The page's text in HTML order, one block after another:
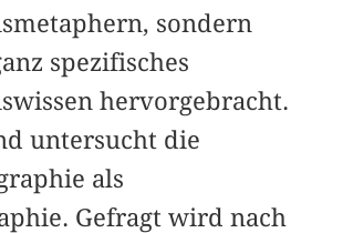
sondern
spezifisches
hervorgebracht.
untersucht die
als
Gefragt wird nach